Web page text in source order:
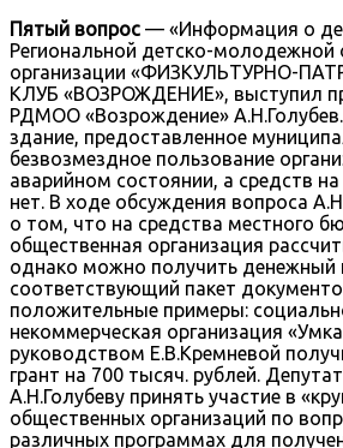
Пятый вопрос — «Информация о
Региональной детско-молодежной
организации «ФИЗКУЛЬТУРНО-
КЛУБ «ВОЗРОЖДЕНИЕ», выступил
РДМОО «Возрождение»
здание, предоставленное
безвозмездное пользование
аварийном состоянии, а средств
нет. В ходе обсуждения вопроса
о том, что на средства местного
общественная организация
однако можно получить денежный
соответствующий пакет
положительные примеры:
некоммерческая организация
руководством Е.В.Кремневой
грант на 700 тысяч. рублей.
А.Н.Голубеву принять участие в
общественных организаций по
различных программах для